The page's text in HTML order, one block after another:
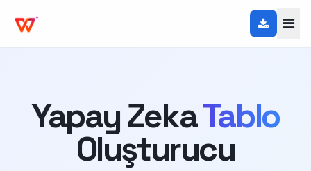
Yapay ZekaTablo
Oluşturucu